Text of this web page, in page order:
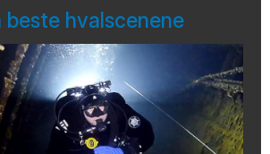
beste hvalscenene